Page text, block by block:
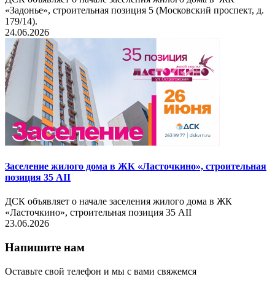
«Задонье», строительная позиция 5 (Московский проспект, д.
179/14).
24.06.2026
Заселение жилого дома в ЖК «Ласточкино», строительная
позиция 35 AII
ДСК объявляет о начале заселения жилого дома в ЖК
«Ласточкино», строительная позиция 35 AII
23.06.2026
Напишите нам
Оставьте свой телефон и мы с вами свяжемся